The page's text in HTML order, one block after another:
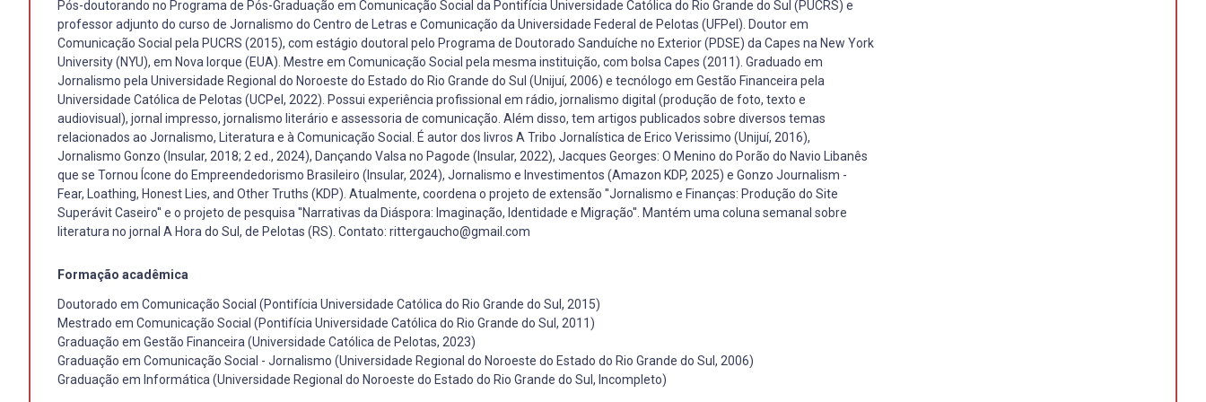
Pós-doutorando no Programa de Pós-Graduação em Comunicação Social da Pontifícia Universidade Católica do Rio Grande do Sul (PUCRS) e
professor adjunto do curso de Jornalismo do Centro de Letras e Comunicação da Universidade Federal de Pelotas (UFPel). Doutor em
Comunicação Social pela PUCRS (2015), com estágio doutoral pelo Programa de Doutorado Sanduíche no Exterior (PDSE) da Capes na New York
University (NYU), em Nova Iorque (EUA). Mestre em Comunicação Social pela mesma instituição, com bolsa Capes (2011). Graduado em
Jornalismo pela Universidade Regional do Noroeste do Estado do Rio Grande do Sul (Unijuí, 2006) e tecnólogo em Gestão Financeira pela
Universidade Católica de Pelotas (UCPel, 2022). Possui experiência profissional em rádio, jornalismo digital (produção de foto, texto e
audiovisual), jornal impresso, jornalismo literário e assessoria de comunicação. Além disso, tem artigos publicados sobre diversos temas
relacionados ao Jornalismo, Literatura e à Comunicação Social. É autor dos livros A Tribo Jornalística de Erico Verissimo (Unijuí, 2016),
Jornalismo Gonzo (Insular, 2018; 2 ed., 2024), Dançando Valsa no Pagode (Insular, 2022), Jacques Georges: O Menino do Porão do Navio Libanês
que se Tornou Ícone do Empreendedorismo Brasileiro (Insular, 2024), Jornalismo e Investimentos (Amazon KDP, 2025) e Gonzo Journalism -
Fear, Loathing, Honest Lies, and Other Truths (KDP). Atualmente, coordena o projeto de extensão ''Jornalismo e Finanças: Produção do Site
Superávit Caseiro'' e o projeto de pesquisa ''Narrativas da Diáspora: Imaginação, Identidade e Migração''. Mantém uma coluna semanal sobre
literatura no jornal A Hora do Sul, de Pelotas (RS). Contato: rittergaucho@gmail.com
Formação acadêmica
Doutorado em Comunicação Social (Pontifícia Universidade Católica do Rio Grande do Sul, 2015)
Mestrado em Comunicação Social (Pontifícia Universidade Católica do Rio Grande do Sul, 2011)
Graduação em Gestão Financeira (Universidade Católica de Pelotas, 2023)
Graduação em Comunicação Social - Jornalismo (Universidade Regional do Noroeste do Estado do Rio Grande do Sul, 2006)
Graduação em Informática (Universidade Regional do Noroeste do Estado do Rio Grande do Sul, Incompleto)